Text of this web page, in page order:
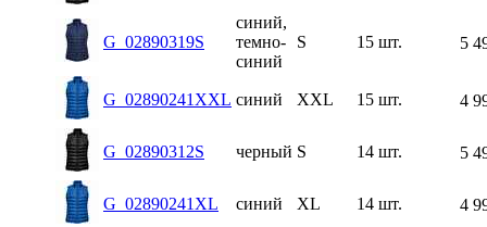
G_02890319S
синий,
темно-
синий
S 15 шт. 5
G_02890241XXL синий XXL 15 шт. 4
G_02890312S черный S 14 шт. 5
G_02890241XL синий XL 14 шт. 4